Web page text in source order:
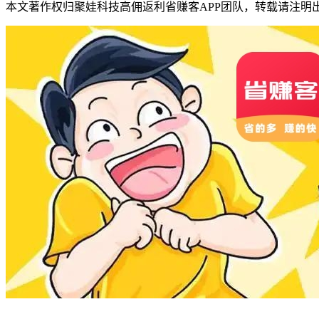
本文著作权归聚娃科技高佣返利省赚客APP团队，转载请注明